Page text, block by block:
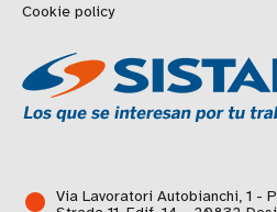
Cookie policy
Via Lavoratori Autobianchi, 1 -